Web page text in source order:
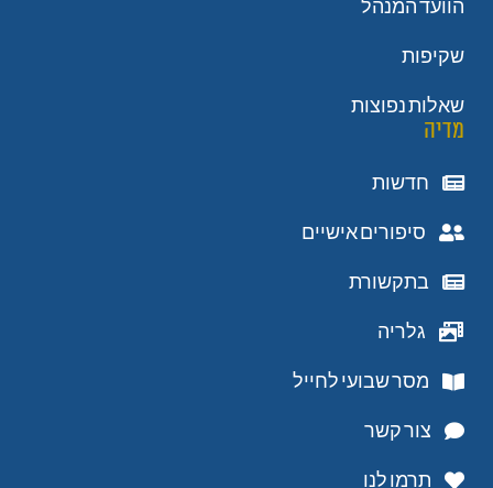
הוועד המנהל
שקיפות
שאלות נפוצות
מדיה
חדשות
סיפורים אישיים
בתקשורת
גלריה
מסר שבועי לחייל
צור קשר
תרמו לנו